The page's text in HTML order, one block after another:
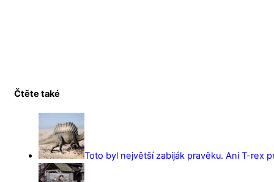
Čtěte také
Toto byl největší zabiják pravěku. Ani T-rex